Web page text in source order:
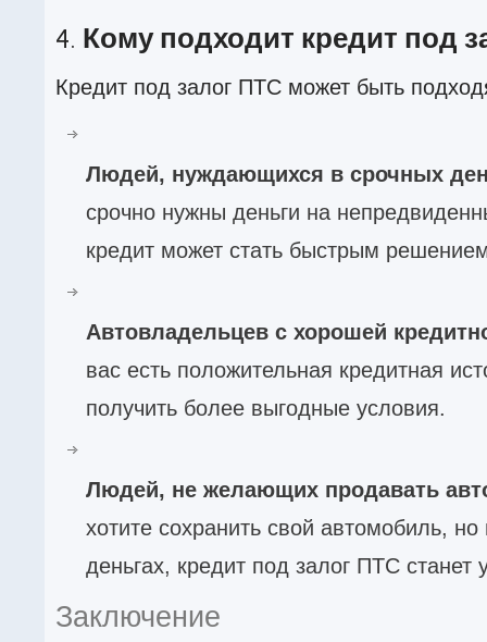
4. Кому подходит кредит под
Кредит под залог ПТС может быть
Людей, нуждающихся в срочных
срочно нужны деньги на
кредит может стать быстрым
Автовладельцев с хорошей
вас есть положительная кредитная
получить более выгодные условия.
Людей, не желающих продавать
хотите сохранить свой автомобиль, но
деньгах, кредит под залог ПТС
Заключение